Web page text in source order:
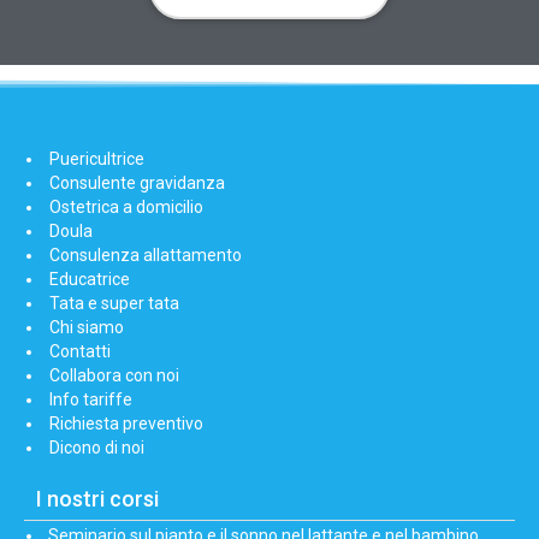
Puericultrice
Consulente gravidanza
Ostetrica a domicilio
Doula
Consulenza allattamento
Educatrice
Tata e super tata
Chi siamo
Contatti
Collabora con noi
Info tariffe
Richiesta preventivo
Dicono di noi
I nostri corsi
Seminario sul pianto e il sonno nel lattante e nel bambino